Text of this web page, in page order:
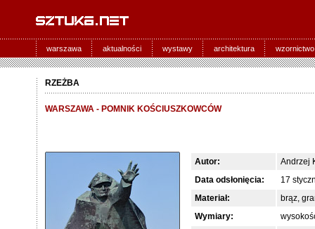
warszawa aktualności wystawy architektura wzornictwo
RZEŻBA
WARSZAWA - POMNIK KOŚCIUSZKOWCÓW
Autor:
Andrzej
Data odsłonięcia:
17
Materiał:
brąz,
Wymiary: